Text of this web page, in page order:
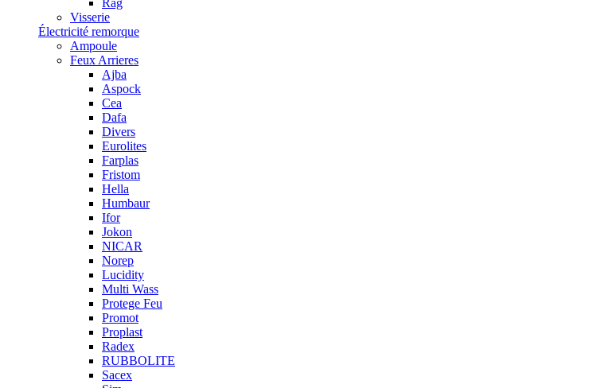
Rag
Visserie
Électricité remorque
Ampoule
Feux Arrieres
Ajba
Aspock
Cea
Dafa
Divers
Eurolites
Farplas
Fristom
Hella
Humbaur
Ifor
Jokon
NICAR
Norep
Lucidity
Multi Wass
Protege Feu
Promot
Proplast
Radex
RUBBOLITE
Sacex